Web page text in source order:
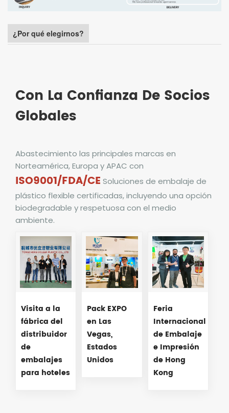
¿Por qué elegirnos?
Con La Confianza De Socios
Globales
Abastecimiento las principales marcas en
Norteamérica, Europa y APAC con
ISO9001/FDA/CE Soluciones de embalaje de
plástico flexible certificadas, incluyendo una opción
biodegradable y respetuosa con el medio
ambiente.
Visita a la
fábrica del
distribuidor
de
embalajes
para hoteles
Pack EXPO
en Las
Vegas,
Estados
Unidos
Feria
Internacional
de Embalaje
e Impresión
de Hong
Kong